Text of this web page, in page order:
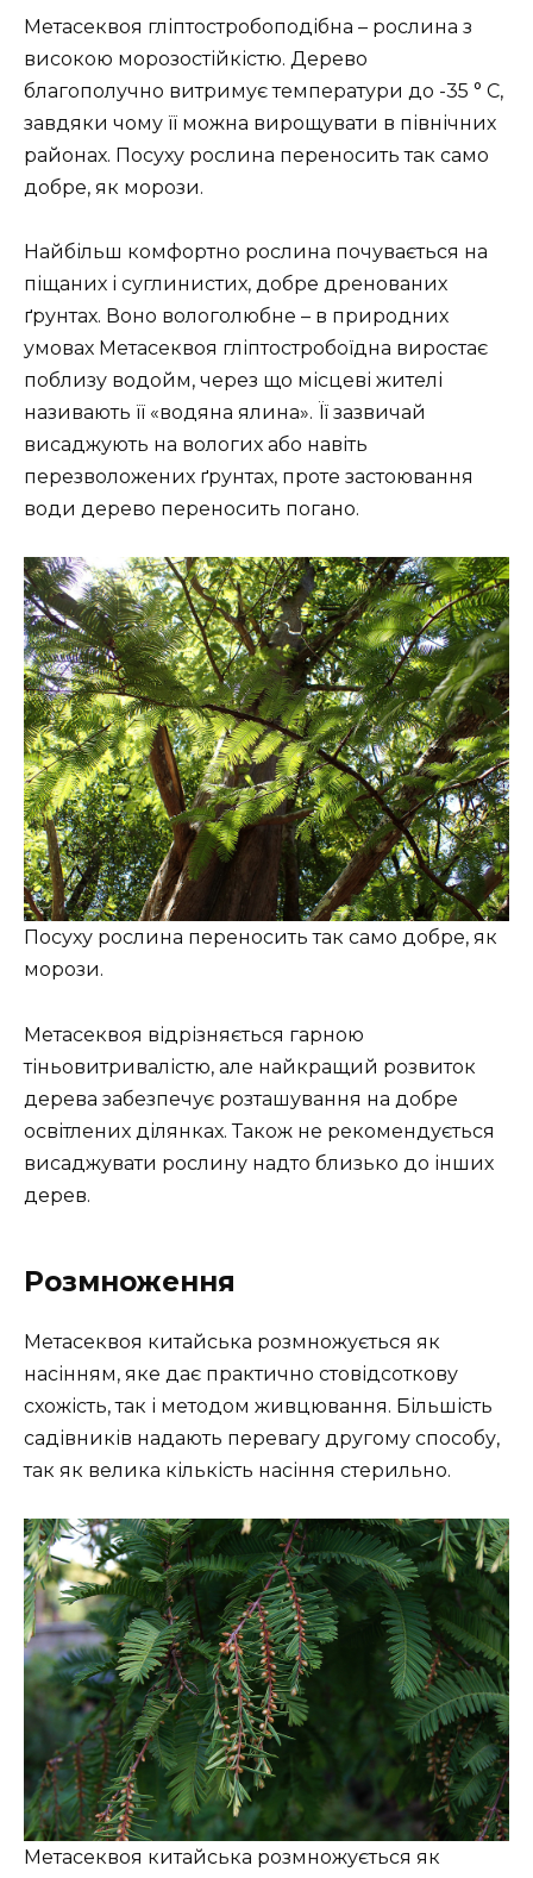
Метасеквоя гліптостробоподібна – рослина з
високою морозостійкістю. Дерево
благополучно витримує температури до -35 ° С,
завдяки чому її можна вирощувати в північних
районах. Посуху рослина переносить так само
добре, як морози.
Найбільш комфортно рослина почувається на
піщаних і суглинистих, добре дренованих
ґрунтах. Воно вологолюбне – в природних
умовах Метасеквоя гліптостробоїдна виростає
поблизу водойм, через що місцеві жителі
називають її «водяна ялина». Її зазвичай
висаджують на вологих або навіть
перезволожених ґрунтах, проте застоювання
води дерево переносить погано.
Посуху рослина переносить так само добре, як
морози.
Метасеквоя відрізняється гарною
тіньовитривалістю, але найкращий розвиток
дерева забезпечує розташування на добре
освітлених ділянках. Також не рекомендується
висаджувати рослину надто близько до інших
дерев.
Розмноження
Метасеквоя китайська розмножується як
насінням, яке дає практично стовідсоткову
схожість, так і методом живцювання. Більшість
садівників надають перевагу другому способу,
так як велика кількість насіння стерильно.
Метасеквоя китайська розмножується як